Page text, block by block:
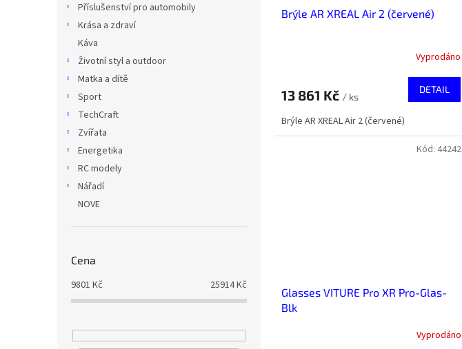
Příslušenství pro automobily
Krása a zdraví
Káva
Životní styl a outdoor
Matka a dítě
Sport
TechCraft
Zvířata
Energetika
RC modely
Nářadí
NOVE
Cena
9801 Kč 25914Kč
Brýle AR XREAL Air 2 (červené)
Vyprodáno
13 861 Kč / ks
DETAIL
Brýle AR XREAL Air 2 (červené)
Glasses VITURE Pro XR Pro-Glas-
Blk
Vyprodáno
Kód: 44242